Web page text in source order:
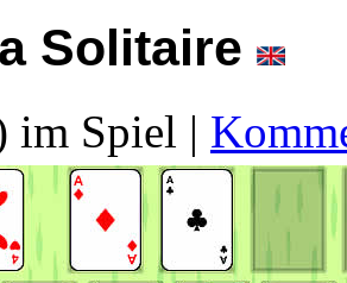
Solitaire
im Spiel |